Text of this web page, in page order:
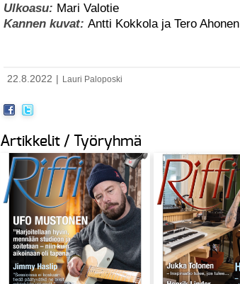
Ulkoasu: Mari Valotie
Kannen kuvat: Antti Kokkola ja Tero Ahonen
22.8.2022 | Lauri Paloposki
Artikkelit / Työryhmä